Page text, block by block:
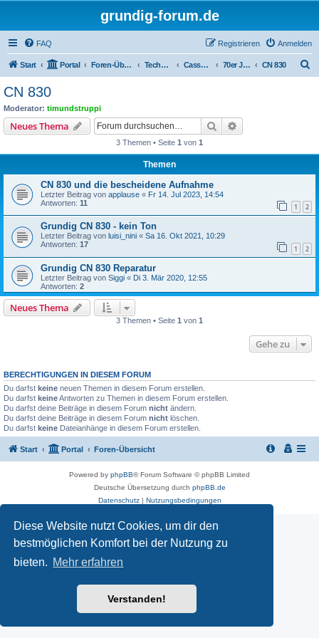
Diese Website nutzt Cookies, um dir den
bestmöglichen Komfort bei der Nutzung zu
bieten. Mehr erfahren
Verstanden!
grundig-forum.de
FAQ Anmelden
Registrieren
Start Portal Foren-Übersicht Technik Foren Cassettenrecorder, Cassettendecks 70er Jahre CN 830
CN 830
Moderator: timundstruppi
Neues Thema Suche
3 Themen • Seite 1 von 1
Themen
CN 830 und die bescheidene Aufnahme
Letzter Beitrag von applause « Fr 14. Jul 2023, 14:54
Antworten: 11 1 2
Grundig CN 830 - kein Ton
Letzter Beitrag von luisi_nini « Sa 16. Okt 2021, 10:29
Antworten: 17 1 2
Grundig CN 830 Reparatur
Letzter Beitrag von Siggi « Di 3. Mär 2020, 12:55
Antworten: 2
Neues Thema
3 Themen • Seite 1 von 1
Gehe zu
BERECHTIGUNGEN IN DIESEM FORUM
Du darfst keine neuen Themen in diesem Forum erstellen.
Du darfst keineAntworten zu Themen in diesem Forum erstellen.
Du darfst deine Beiträge in diesem Forum nicht ändern.
Du darfst deine Beiträge in diesem Forum nicht löschen.
Du darfst keine Dateianhänge in diesem Forum erstellen.
Start Portal Foren-Übersicht
Powered by phpBB® Forum Software © phpBB Limited
Deutsche Übersetzung durch phpBB.de
Datenschutz| Nutzungsbedingungen